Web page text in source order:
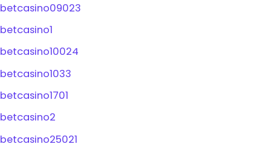
betcasino09023
betcasino1
betcasino10024
betcasino1033
betcasino1701
betcasino2
betcasino25021